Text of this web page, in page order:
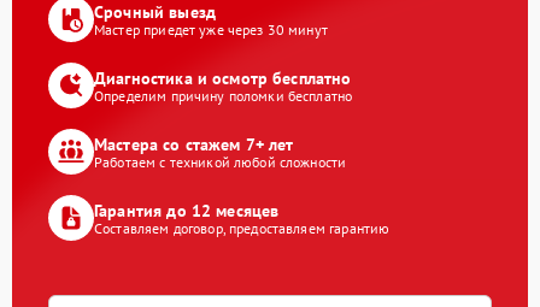
Срочный выезд
Мастер приедет уже через 30 минут
Диагностика и осмотр бесплатно
Определим причину поломки бесплатно
Мастера со стажем 7+ лет
Работаем с техникой любой сложности
Гарантия до 12 месяцев
Составляем договор, предоставляем гарантию